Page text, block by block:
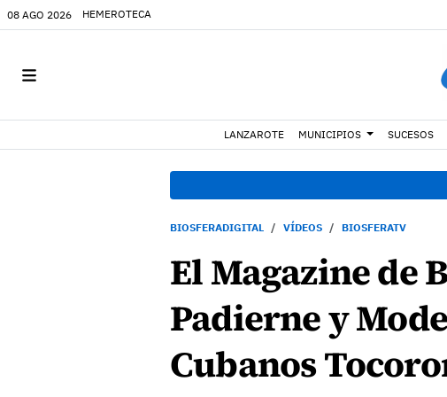
08 AGO 2026 HEMEROTECA
LANZAROTE MUNICIPIOS SUCESOS
BIOSFERADIGITAL VÍDEOS BIOSFERATV
El Magazine de
Padierne y
Cubanos